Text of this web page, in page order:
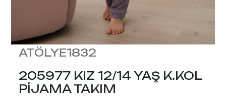
ATÖLYE1832
205977 KIZ 12/14 YAŞ K.KOL
PİJAMA TAKIM